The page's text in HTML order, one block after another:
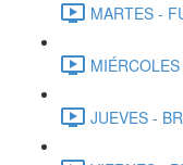
MARTES -
JUEVES -